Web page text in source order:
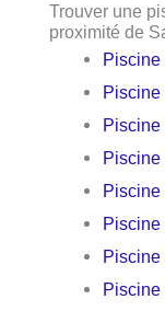
Trouver une
proximité de
Piscine
Piscine
Piscine
Piscine
Piscine
Piscine
Piscine